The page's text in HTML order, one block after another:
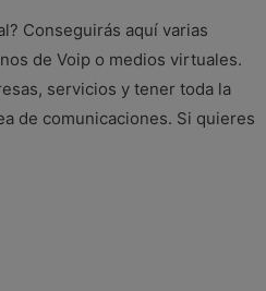
Conseguirás aquí varias
de Voip o medios virtuales.
servicios y tener toda la
de comunicaciones. Si quieres